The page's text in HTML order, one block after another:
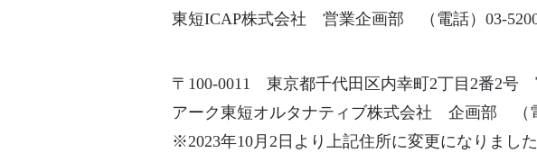
東短ICAP株式会社 営業企画部 （電話）03-
〒100-0011 東京都千代田区内幸町2丁目2番2号
アーク東短オルタナティブ株式会社 企画部 （
※2023年10月2日より上記住所に変更になりました